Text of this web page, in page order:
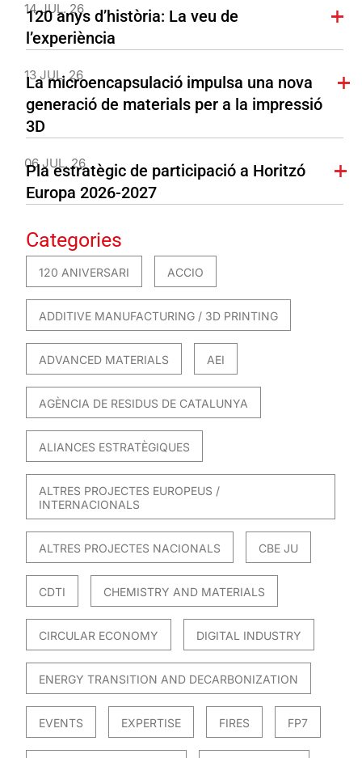
14 JUL. 26
120 anys d’història: La veu de
l’experiència
13 JUL. 26
La microencapsulació impulsa una nova
generació de materials per a la impressió
3D
06 JUL. 26
Pla estratègic de participació a Horitzó
Europa 2026-2027
Categories
120 ANIVERSARI ACCIO
ADDITIVE MANUFACTURING / 3D PRINTING
ADVANCED MATERIALS AEI
AGÈNCIA DE RESIDUS DE CATALUNYA
ALIANCES ESTRATÈGIQUES
ALTRES PROJECTES EUROPEUS /
INTERNACIONALS
ALTRES PROJECTES NACIONALS CBE JU
CDTI CHEMISTRY AND MATERIALS
CIRCULAR ECONOMY DIGITAL INDUSTRY
ENERGY TRANSITION AND DECARBONIZATION
EVENTS EXPERTISE FIRES FP7